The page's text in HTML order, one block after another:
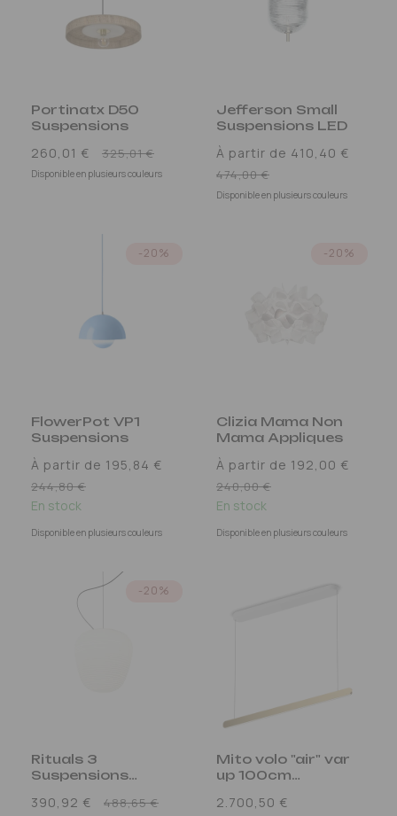
Portinatx D50
Suspensions
260,01 € 325,01 €
promotionnel
Disponible en plusieurs couleurs
Jefferson Small
Suspensions LED
À partir de 410,40 €
474,00 €
promotionnel
Disponible en plusieurs couleurs
-20%
FlowerPot VP1
Suspensions
À partir de 195,84 €
244,80 €
En stock
Disponible en plusieurs couleurs
-20%
Clizia Mama Non
Mama Appliques
À partir de 192,00 €
240,00 €
En stock
Disponible en plusieurs couleurs
-20%
Rituals 3
Suspensions
390,92 € 488,65 €
Mito volo "air" var
up 100cm
Prix
2.700,50 €